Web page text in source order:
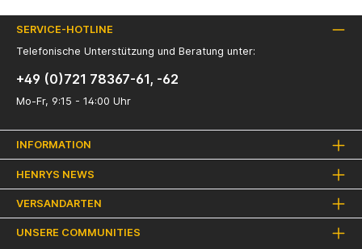
SERVICE-HOTLINE
Telefonische Unterstützung und Beratung unter:
+49 (0)721 78367-61, -62
Mo-Fr, 9:15 - 14:00 Uhr
INFORMATION
HENRYS NEWS
VERSANDARTEN
UNSERE COMMUNITIES